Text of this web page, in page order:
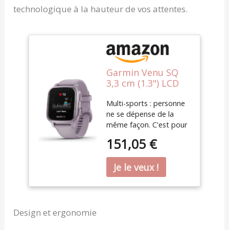
technologique à la hauteur de vos attentes.
Garmin Venu SQ
3,3 cm (1.3") LCD
(Satellite)
Multi-sports : personne
ne se dépense de la
même façon. C'est pour
montre intègre plus de
20 sports : course à
pied, vélo, natation,
marche, pilates, fitness,
golf, natation en
151,05 €
Design et ergonomie